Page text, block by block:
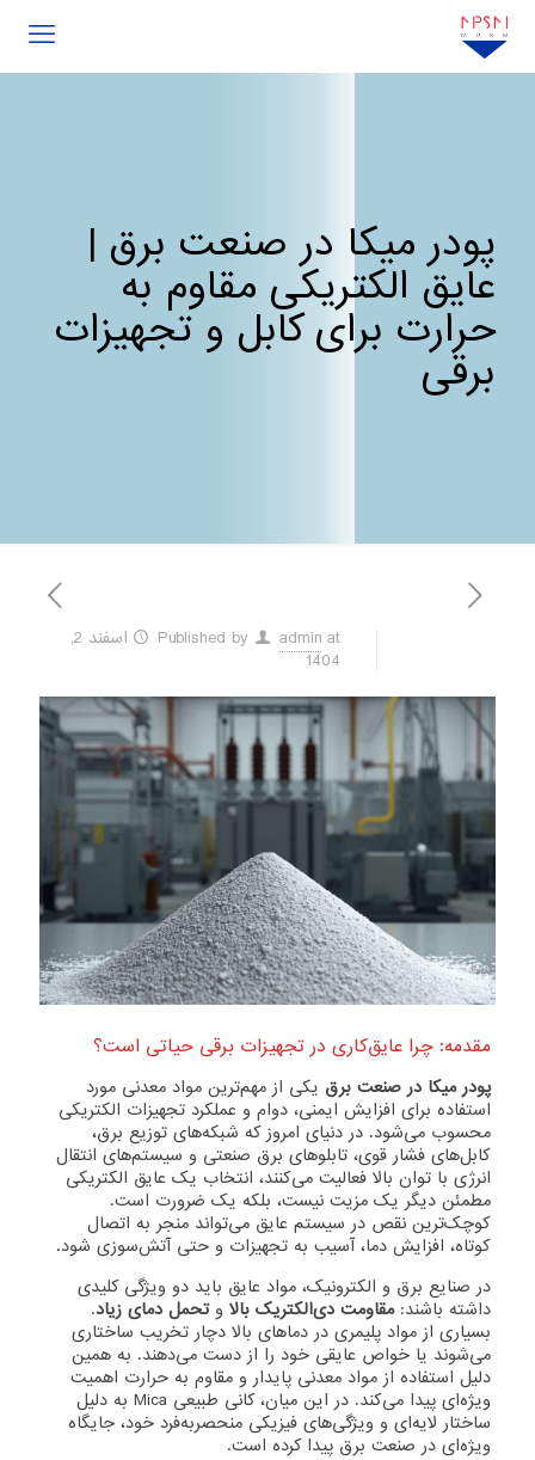
پودر میکا در صنعت برق |
عایق الکتریکی مقاوم به
حرارت برای کابل و تجهیزات
برقی
Published by admin at
اسفند 2,
1404
مقدمه: چرا عایق‌کاری در تجهیزات برقی حیاتی است؟
پودر میکا در صنعت برق یکی از مهم‌ترین مواد معدنی مورد
استفاده برای افزایش ایمنی، دوام و عملکرد تجهیزات الکتریکی
محسوب می‌شود. در دنیای امروز که شبکه‌های توزیع برق،
کابل‌های فشار قوی، تابلوهای برق صنعتی و سیستم‌های انتقال
انرژی با توان بالا فعالیت می‌کنند، انتخاب یک عایق الکتریکی
مطمئن دیگر یک مزیت نیست، بلکه یک ضرورت است.
کوچک‌ترین نقص در سیستم عایق می‌تواند منجر به اتصال
کوتاه، افزایش دما، آسیب به تجهیزات و حتی آتش‌سوزی شود.
در صنایع برق و الکترونیک، مواد عایق باید دو ویژگی کلیدی
داشته باشند:مقاومت دی‌الکتریک بالاوتحمل دمای زیاد.
بسیاری از مواد پلیمری در دماهای بالا دچار تخریب ساختاری
می‌شوند یا خواص عایقی خود را از دست می‌دهند. به همین
دلیل استفاده از مواد معدنی پایدار و مقاوم به حرارت اهمیت
ویژه‌ای پیدا می‌کند. در این میان، کانی طبیعی Mica به دلیل
ساختار لایه‌ای و ویژگی‌های فیزیکی منحصربه‌فرد خود، جایگاه
ویژه‌ای در صنعت برق پیدا کرده است.